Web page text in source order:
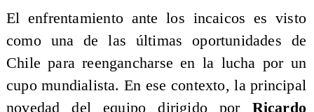
El enfrentamiento ante los incaicos es visto
como una de las últimas oportunidades de
Chile para reengancharse en la lucha por un
cupo mundialista. En ese contexto, la principal
novedad del equipo dirigido por Ricardo